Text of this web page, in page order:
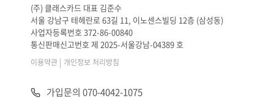
(주) 클래스카드 대표 김준수
서울 강남구 테헤란로 63길 11, 이노센스빌딩 12층 (삼성동)
사업자등록번호 372-86-00840
통신판매신고번호 제 2025-서울강남-04389 호
이용약관 | 개인정보 처리방침
가입문의 070-4042-1075